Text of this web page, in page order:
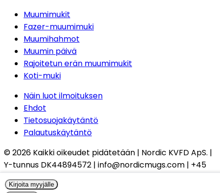
Kirjoita myyjälle
Muumimukit
Fazer-muumimuki
Muumihahmot
Muumin päivä
Rajoitetun erän muumimukit
Koti-muki
Näin luot ilmoituksen
Ehdot
Tietosuojakäytäntö
Palautuskäytäntö
© 2026 Kaikki oikeudet pidätetään | Nordic KVFD ApS. |
Y-tunnus DK44894572 | info@nordicmugs.com | +45
53 80 69 43 | Rathsacksvej 4, 1862 Frederiksberg C,
Tanska